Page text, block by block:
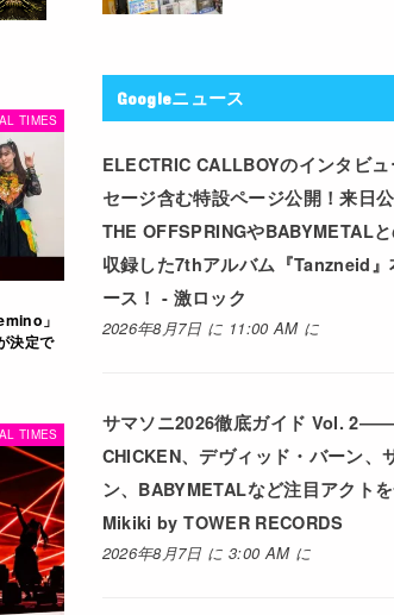
TIMES
」
決定で
TIMES
Googleニュース
ELECTRIC CALLBOYのインタビ
セージ含む特設ページ公開！来日公
THE OFFSPRINGやBABYMETAL
収録した7thアルバム『Tanzneid』
ース！ - 激ロック
2026年8月7日 に 11:00 AM に
サマソニ2026徹底ガイド Vol.
CHICKEN、デヴィッド・バーン、
ン、BABYMETALなど注目アクト
Mikiki by TOWER RECORDS
2026年8月7日 に 3:00 AM に